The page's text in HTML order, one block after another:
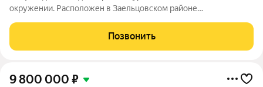
окружении. Расположен в Заельцовском районе
остеклённые лоджии, корзина для установки кондиционера.
Рядом: два озера, фермерский рынок,
Позвонить
9 800 000 ₽